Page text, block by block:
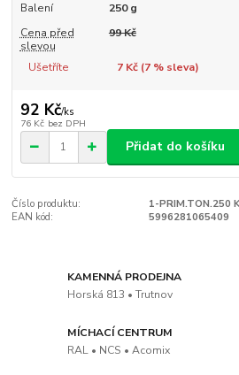
Balení
250 g
Cena před
slevou
99 Kč
Ušetříte 7 Kč (7% sleva)
92 Kč/ks
76 Kč bez DPH
Přidat do košíku
Číslo produktu:
1-PRIM.TON.250
EAN kód:
5996281065409
KAMENNÁ PRODEJNA
Horská 813 • Trutnov
MÍCHACÍ CENTRUM
RAL • NCS • Acomix